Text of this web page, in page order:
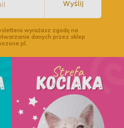
Wyślij
wyrażasz zgodę na
danych przez sklep